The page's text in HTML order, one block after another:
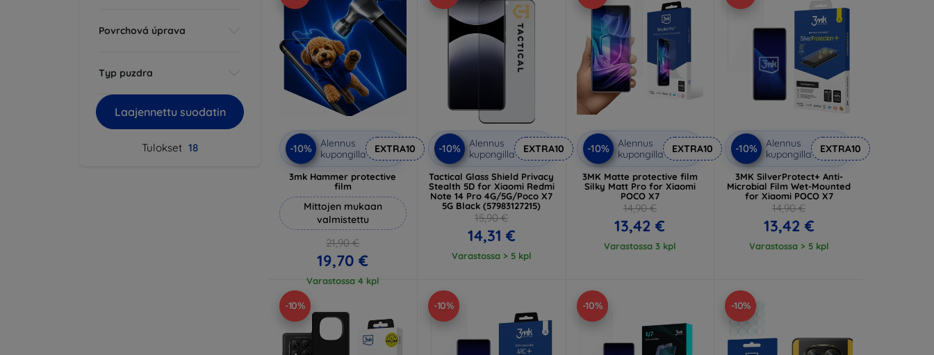
Povrchová úprava
Typ puzdra
Laajennettu suodatin
Tulokset 18 -10%
Alennus
kupongilla
EXTRA10
3mk Hammer protective
film
Mittojen mukaan
valmistettu
21,90 €
19,70 €
Varastossa 4 kpl
-10%
Alennus
kupongilla
EXTRA10
Tactical Glass Shield Privacy
Stealth 5D for Xiaomi Redmi
Note 14 Pro 4G/5G/Poco X7
5G Black (57983127215)
15,90 €
14,31 €
Varastossa > 5 kpl
-10%
Alennus
kupongilla
EXTRA10
3MK Matte protective film
Silky Matt Pro for Xiaomi
POCO X7
14,90 €
13,42 €
Varastossa 3 kpl
-10%
Alennus
kupongilla
EXTRA10
3MK SilverProtect+ Anti-
Microbial Film Wet-Mounted
for Xiaomi POCO X7
14,90 €
13,42 €
Varastossa > 5 kpl
-10% -10% -10% -10%